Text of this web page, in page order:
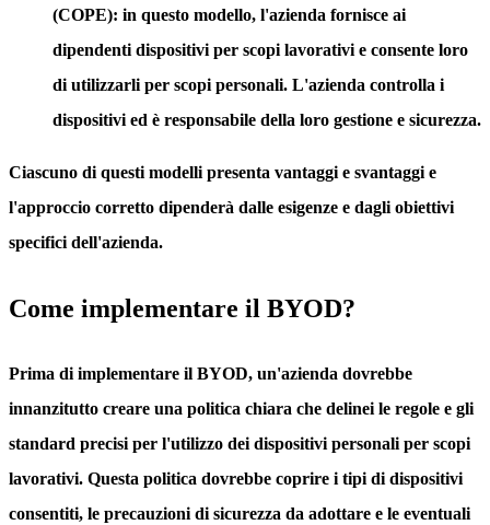
(COPE): in questo modello, l'azienda fornisce ai
dipendenti dispositivi per scopi lavorativi e consente loro
di utilizzarli per scopi personali. L'azienda controlla i
dispositivi ed è responsabile della loro gestione e sicurezza.
Ciascuno di questi modelli presenta vantaggi e svantaggi e
l'approccio corretto dipenderà dalle esigenze e dagli obiettivi
specifici dell'azienda.
Come implementare il BYOD?
Prima di implementare il BYOD, un'azienda dovrebbe
innanzitutto creare una politica chiara che delinei le regole e gli
standard precisi per l'utilizzo dei dispositivi personali per scopi
lavorativi. Questa politica dovrebbe coprire i tipi di dispositivi
consentiti, le precauzioni di sicurezza da adottare e le eventuali